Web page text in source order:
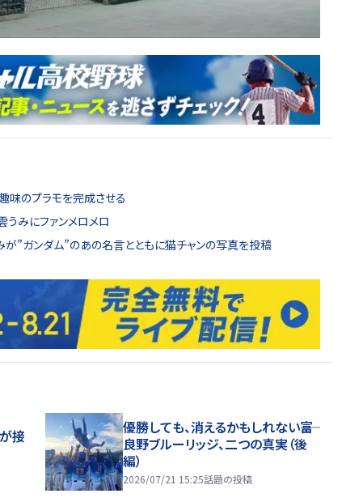
味のプラモを完成させる
うみにファンメロメロ
が”ガンダム”のあの名言とともに猫チャンの写真を投稿
接
優勝しても、消えるかもしれない――富
良野ブルーリッジ、二つの真実（後
編）
2026/07/21 15:25話題の投稿